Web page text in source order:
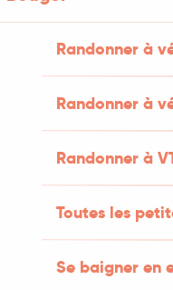
Randonner à
Randonner à
Randonner à
Toutes les
Se baigner en
jeux